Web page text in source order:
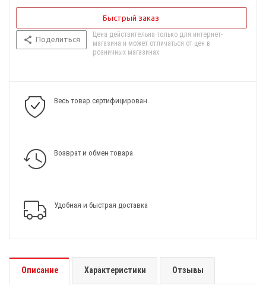
Быстрый заказ
Поделиться
Цена действительна только для интернет-
магазина и может отличаться от цен в
розничных магазинах
Весь товар сертифицирован
Возврат и обмен товара
Удобная и быстрая доставка
Описание Характеристики Отзывы